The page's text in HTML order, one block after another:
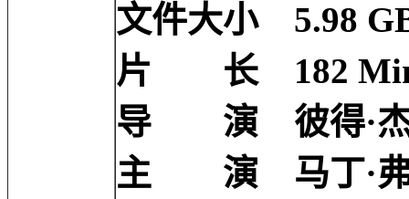
文件大小 5.98
片 长 182
导 演 彼得·杰
主 演 马丁·弗